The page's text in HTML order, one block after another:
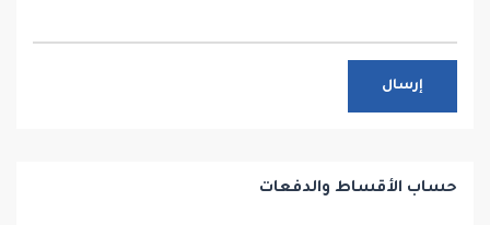
إرسال
حساب الأقساط والدفعات